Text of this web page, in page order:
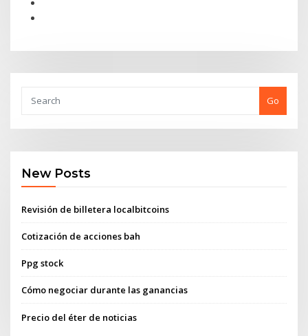
Go
New Posts
Revisión de billetera localbitcoins
Cotización de acciones bah
Ppg stock
Cómo negociar durante las ganancias
Precio del éter de noticias